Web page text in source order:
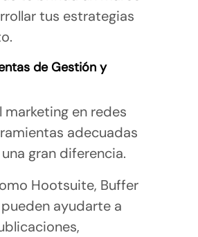
tus estrategias
de Gestión y
marketing en redes
adecuadas
gran diferencia.
Hootsuite, Buffer
ayudarte a